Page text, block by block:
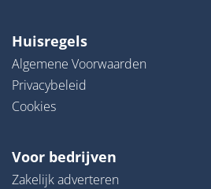
Huisregels
Algemene Voorwaarden
Privacybeleid
Cookies
Voor bedrijven
Zakelijk adverteren